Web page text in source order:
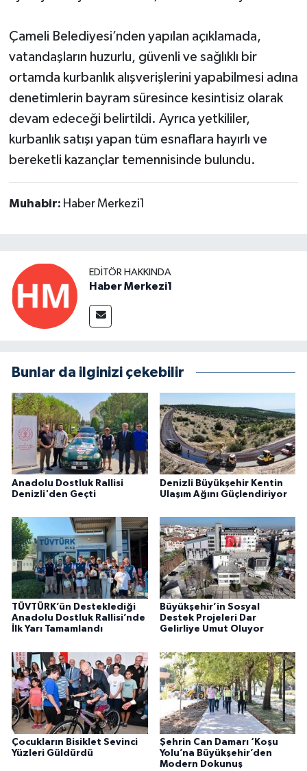
Çameli Belediyesi’nden yapılan açıklamada,
vatandaşların huzurlu, güvenli ve sağlıklı bir
ortamda kurbanlık alışverişlerini yapabilmesi adına
denetimlerin bayram süresince kesintisiz olarak
devam edeceği belirtildi. Ayrıca yetkililer,
kurbanlık satışı yapan tüm esnaflara hayırlı ve
bereketli kazançlar temennisinde bulundu.
Muhabir: Haber Merkezi1
EDITÖR HAKKINDA
Haber Merkezi1
Bunlar da ilginizi çekebilir
Anadolu Dostluk Rallisi
Denizli'den Geçti
Denizli Büyükşehir Kentin
Ulaşım Ağını Güçlendiriyor
TÜVTÜRK’ün Desteklediği
Anadolu Dostluk Rallisi’nde
İlk Yarı Tamamlandı
Büyükşehir’in Sosyal
Destek Projeleri Dar
Gelirliye Umut Oluyor
Çocukların Bisiklet Sevinci
Yüzleri Güldürdü
Şehrin Can Damarı ‘Koşu
Yolu’na Büyükşehir’den
Modern Dokunuş